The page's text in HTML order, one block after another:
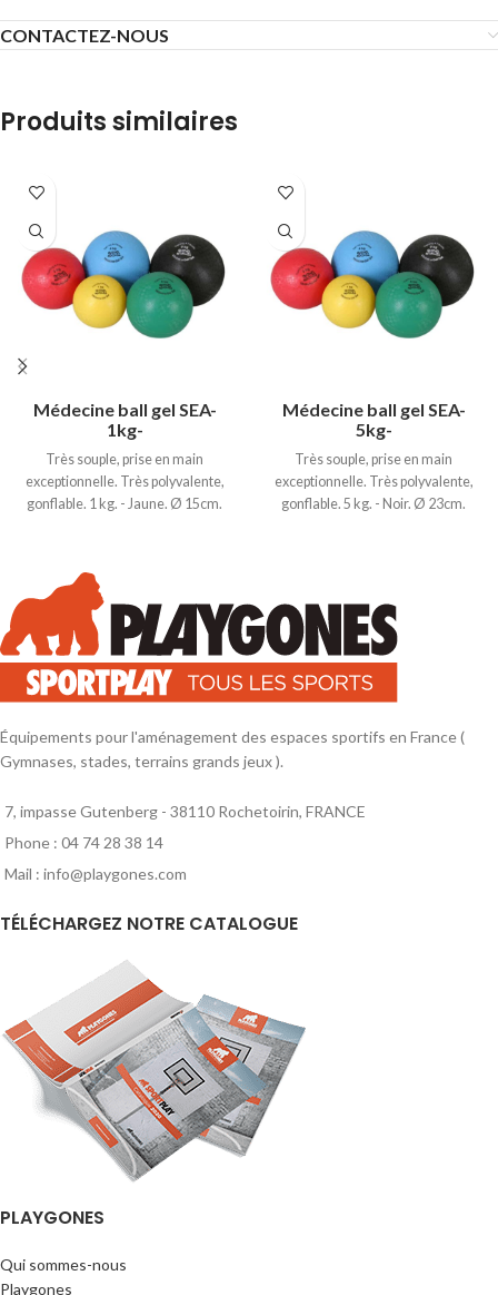
CONTACTEZ-NOUS
Produits similaires
Médecine ball gel SEA-
1kg-
Très souple, prise en main
exceptionnelle. Très polyvalente,
gonflable. 1 kg. - Jaune. Ø 15cm.
Médecine ball gel SEA-
5kg-
Très souple, prise en main
exceptionnelle. Très polyvalente,
gonflable. 5 kg. - Noir. Ø 23cm.
Équipements pour l'aménagement des espaces sportifs en France (
Gymnases, stades, terrains grands jeux ).
7, impasse Gutenberg - 38110 Rochetoirin, FRANCE
Phone : 04 74 28 38 14
Mail : info@playgones.com
TÉLÉCHARGEZ NOTRE CATALOGUE
PLAYGONES
Qui sommes-nous
Playgones